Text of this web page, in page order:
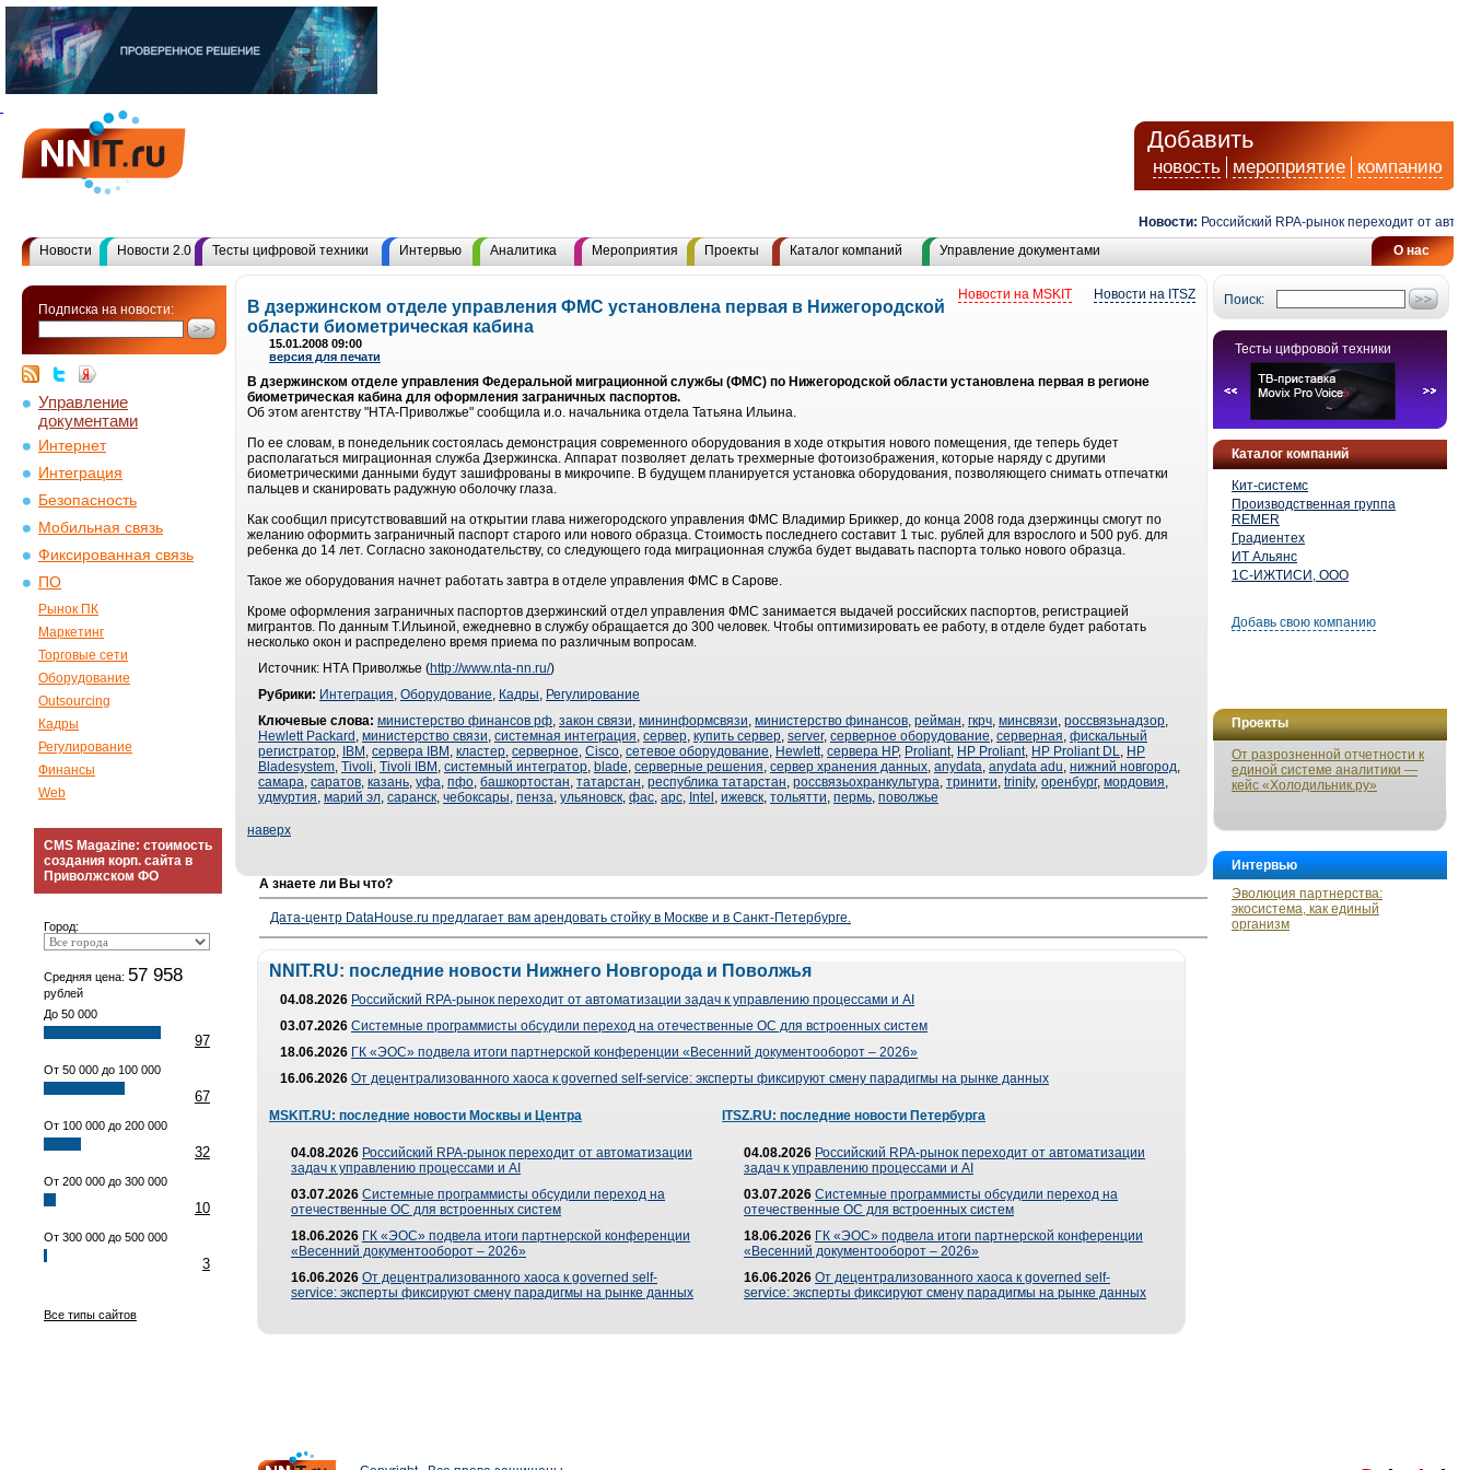
Добавить
новость мероприятие компанию
Новости: Российский RPA-рынок переходит от
О нас
Новости Новости 2.0 Тесты цифровой техники Интервью Аналитика Мероприятия Проекты Каталог компаний Управление документами
Подписка на новости:
Управление
документами
Интернет
Интеграция
Безопасность
Мобильная связь
Фиксированная связь
ПО
Рынок ПК
Маркетинг
Торговые сети
Оборудование
Outsourcing
Кадры
Регулирование
Финансы
Web
CMS Magazine: стоимость
создания корп. сайта в
Приволжском ФО
Город:
Средняя цена: 57 958
рублей
До 50 000
97
От 50 000 до 100 000
67
От 100 000 до 200 000
32
От 200 000 до 300 000
10
От 300 000 до 500 000
3
Все типы сайтов
Поиск:
Тесты цифровой техники
Каталог компаний
Кит-системс
Производственная группа
REMER
Градиентех
ИТ Альянс
1С-ИЖТИСИ, ООО
Добавь свою компанию
Проекты
От разрозненной отчетности к
единой системе аналитики —
кейс «Холодильник.ру»
Интервью
Эволюция партнерства:
экосистема, как единый
организм
Новости на ITSZ
Новости на MSKIT
В дзержинском отделе управления ФМС установлена первая в Нижегородской
области биометрическая кабина
15.01.2008 09:00
версия для печати
В дзержинском отделе управления Федеральной миграционной службы (ФМС) по Нижегородской области установлена первая в регионе
биометрическая кабина для оформления заграничных паспортов.
Об этом агентству "НТА-Приволжье" сообщила и.о. начальника отдела Татьяна Ильина.
По ее словам, в понедельник состоялась демонстрация современного оборудования в ходе открытия нового помещения, где теперь будет
располагаться миграционная служба Дзержинска. Аппарат позволяет делать трехмерные фотоизображения, которые наряду с другими
биометрическими данными будут зашифрованы в микрочипе. В будущем планируется установка оборудования, позволяющего снимать отпечатки
пальцев и сканировать радужную оболочку глаза.
Как сообщил присутствовавший на открытии глава нижегородского управления ФМС Владимир Бриккер, до конца 2008 года дзержинцы смогут по
желанию оформить заграничный паспорт старого или нового образца. Стоимость последнего составит 1 тыс. рублей для взрослого и 500 руб. для
ребенка до 14 лет. Согласно законодательству, со следующего года миграционная служба будет выдавать паспорта только нового образца.
Такое же оборудования начнет работать завтра в отделе управления ФМС в Сарове.
Кроме оформления заграничных паспортов дзержинский отдел управления ФМС занимается выдачей российских паспортов, регистрацией
мигрантов. По данным Т.Ильиной, ежедневно в службу обращается до 300 человек. Чтобы оптимизировать ее работу, в отделе будет работать
несколько окон и распределено время приема по различным вопросам.
Источник: НТА Приволжье (http://www.nta-nn.ru/)
Рубрики: Интеграция, Оборудование, Кадры, Регулирование
Ключевые слова: министерство финансов рф, закон связи, мининформсвязи, министерство финансов, рейман, гкрч, минсвязи, россвязьнадзор,
Hewlett Packard , министерство связи, системная интеграция, сервер, купить сервер, server, серверное оборудование, серверная, фискальный
регистратор, IBM , сервера IBM , кластер, серверное, Cisco, сетевое оборудование, Hewlett, сервера HP, Proliant, HP Proliant, HP Proliant DL, HP
Bladesystem, Tivoli, Tivoli IBM , системный интегратор, blade, серверные решения, сервер хранения данных, anydata, anydata adu, нижний новгород,
самара, саратов, казань, уфа, пфо, башкортостан, татарстан, республика татарстан, россвязьохранкультура, тринити, trinity, оренбург, мордовия,
удмуртия, марий эл, саранск, чебоксары, пенза, ульяновск, фас, apc, Intel , ижевск, тольятти, пермь, поволжье
наверх
А знаете ли Вы что?
Дата-центр DataHouse.ru предлагает вам арендовать стойку в Москве и в Санкт-Петербурге.
NNIT.RU: последние новости Нижнего Новгорода и Поволжья
04.08.2026 Российский RPA-рынок переходит от автоматизации задач к управлению процессами и AI
03.07.2026 Системные программисты обсудили переход на отечественные ОС для встроенных систем
18.06.2026 ГК «ЭОС» подвела итоги партнерской конференции «Весенний документооборот – 2026»
16.06.2026 От децентрализованного хаоса к governed self-service: эксперты фиксируют смену парадигмы на рынке данных
MSKIT.RU: последние новости Москвы и Центра
04.08.2026 Российский RPA-рынок переходит от автоматизации
задач к управлению процессами и AI
03.07.2026 Системные программисты обсудили переход на
отечественные ОС для встроенных систем
18.06.2026 ГК «ЭОС» подвела итоги партнерской конференции
«Весенний документооборот – 2026»
16.06.2026 От децентрализованного хаоса к governed self-
service: эксперты фиксируют смену парадигмы на рынке данных
ITSZ.RU: последние новости Петербурга
04.08.2026 Российский RPA-рынок переходит от автоматизации
задач к управлению процессами и AI
03.07.2026 Системные программисты обсудили переход на
отечественные ОС для встроенных систем
18.06.2026 ГК «ЭОС» подвела итоги партнерской конференции
«Весенний документооборот – 2026»
16.06.2026 От децентрализованного хаоса к governed self-
service: эксперты фиксируют смену парадигмы на рынке данных